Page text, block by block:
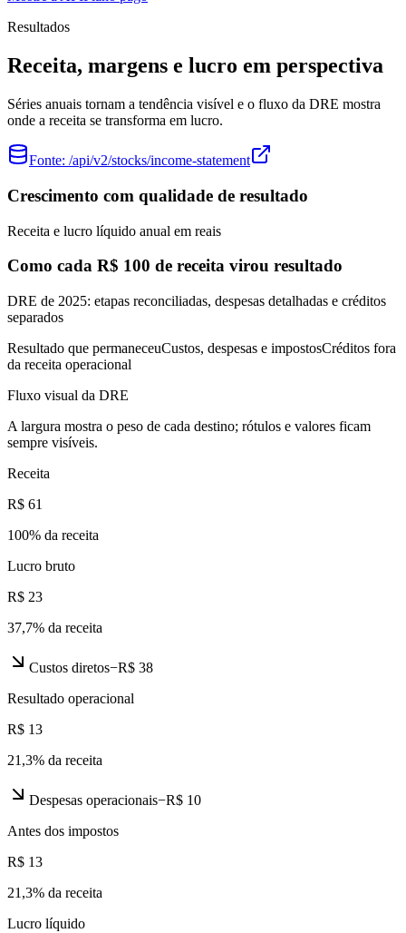
Resultados
Receita, margens e lucro em perspectiva
Séries anuais tornam a tendência visível e o fluxo da DRE mostra
onde a receita se transforma em lucro.
Fonte: /api/v2/stocks/income-statement
Crescimento com qualidade de resultado
Receita e lucro líquido anual em reais
Como cada R$ 100 de receita virou resultado
DRE de 2025: etapas reconciliadas, despesas detalhadas e créditos
separados
Resultado que permaneceuCustos, despesas e impostosCréditos fora
da receita operacional
Fluxo visual da DRE
A largura mostra o peso de cada destino; rótulos e valores ficam
sempre visíveis.
Receita
R$ 61
100% da receita
Lucro bruto
R$ 23
37,7% da receita
Custos diretos−R$ 38
Resultado operacional
R$ 13
21,3% da receita
Despesas operacionais−R$ 10
Antes dos impostos
R$ 13
21,3% da receita
Lucro líquido